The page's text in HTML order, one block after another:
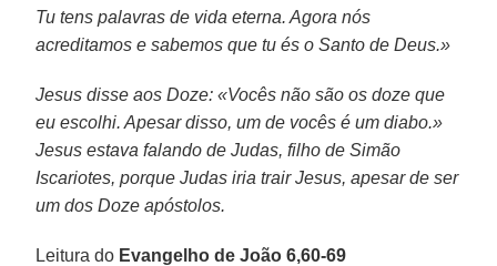
Tu tens palavras de vida eterna. Agora nós
acreditamos e sabemos que tu és o Santo de Deus.»
Jesus disse aos Doze: «Vocês não são os doze que
eu escolhi. Apesar disso, um de vocês é um diabo.»
Jesus estava falando de Judas, filho de Simão
Iscariotes, porque Judas iria trair Jesus, apesar de ser
um dos Doze apóstolos.
Leitura do Evangelho de João 6,60-69